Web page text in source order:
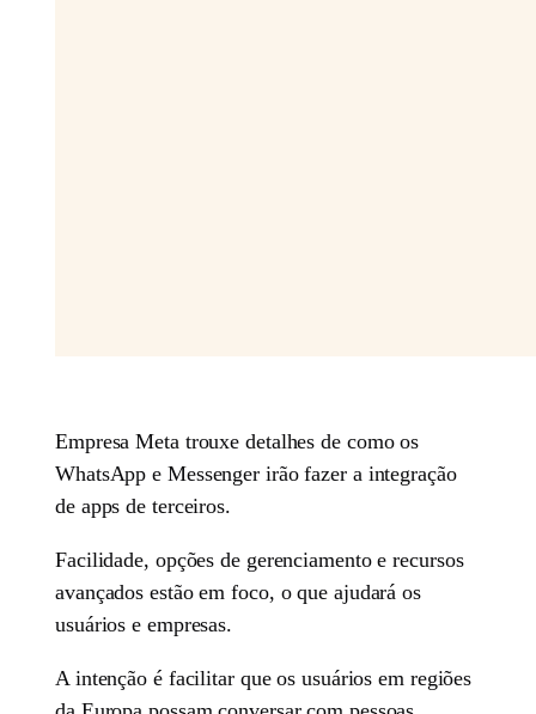
Empresa Meta trouxe detalhes de como os
WhatsApp e Messenger irão fazer a integração
de apps de terceiros.
Facilidade, opções de gerenciamento e recursos
avançados estão em foco, o que ajudará os
usuários e empresas.
A intenção é facilitar que os usuários em regiões